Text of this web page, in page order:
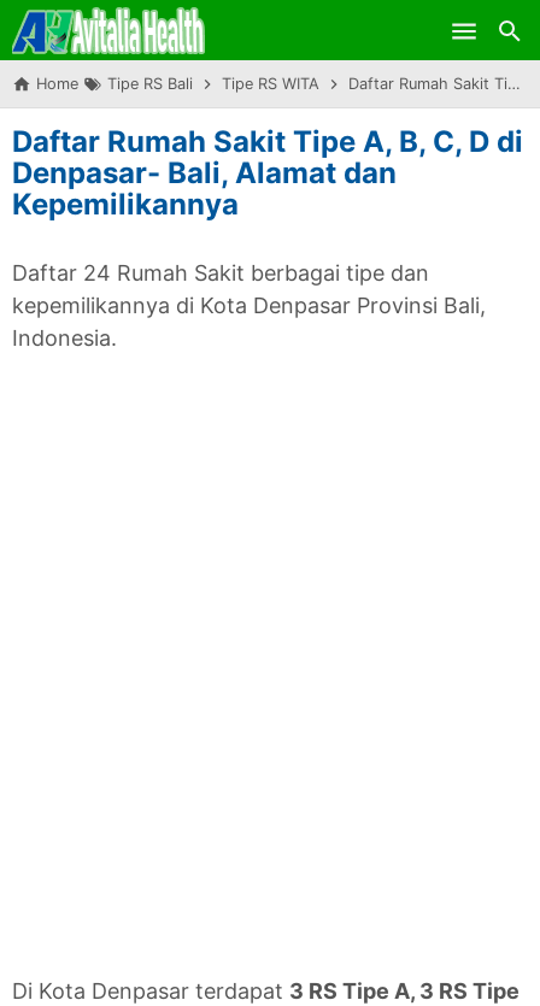
Skip to main content
Home Tipe RS Bali Tipe RS WITA Daftar Rumah Sakit Tipe A, B, C, D di Denpasar- Bali, Alamat dan Kepemilikannya
Daftar Rumah Sakit Tipe A, B, C, D di
Denpasar- Bali, Alamat dan
Kepemilikannya
Daftar 24 Rumah Sakit berbagai tipe dan
kepemilikannya di Kota Denpasar Provinsi Bali,
Indonesia.
Di Kota Denpasar terdapat 3 RS Tipe A, 3 RS Tipe